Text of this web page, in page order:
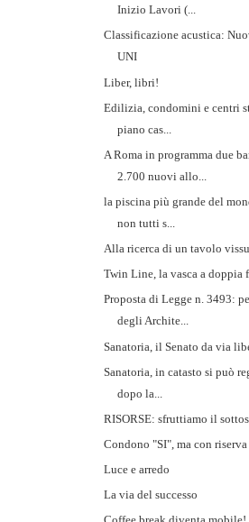
Inizio Lavori (...
Classificazione acustica:
UNI
Liber, libri!
Edilizia, condomini e centri
piano cas...
A Roma in programma due
2.700 nuovi allo...
la piscina più grande del
non tutti s...
Alla ricerca di un tavolo
Twin Line, la vasca a doppia
Proposta di Legge n. 3493:
degli Archite...
Sanatoria, il Senato da via
Sanatoria, in catasto si può
dopo la...
RISORSE: sfruttiamo il
Condono "SI", ma con riserva
Luce e arredo
La via del successo